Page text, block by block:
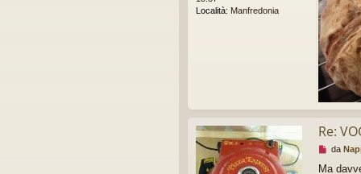
Località: Manfredonia
a
l
e
g
g
e
r
Re:
M
da
Ma